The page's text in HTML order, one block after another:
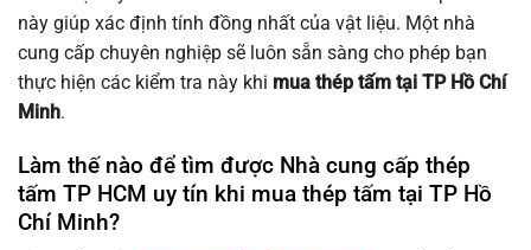
này giúp xác định tính đồng nhất của vật liệu. Một nhà
cung cấp chuyên nghiệp sẽ luôn sẵn sàng cho phép bạn
thực hiện các kiểm tra này khi mua thép tấm tại TP Hồ Chí
Minh.
Làm thế nào để tìm được Nhà cung cấp thép
tấm TP HCM uy tín khi mua thép tấm tại TP Hồ
Chí Minh?